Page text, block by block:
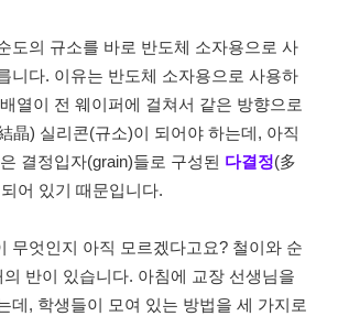
도의 규소를 바로 반도체 소자용으로 사
니다. 이유는 반도체 소자용으로 사용하
열이 전 웨이퍼에 걸쳐서 같은 방향으로
晶) 실리콘(규소)이 되어야 하는데, 아직
결정입자(grain)들로 구성된 다결정(多
어 있기 때문입니다.
무엇인지 아직 모르겠다고요? 철이와 순
반이 있습니다. 아침에 교장 선생님을
데, 학생들이 모여 있는 방법을 세 가지로